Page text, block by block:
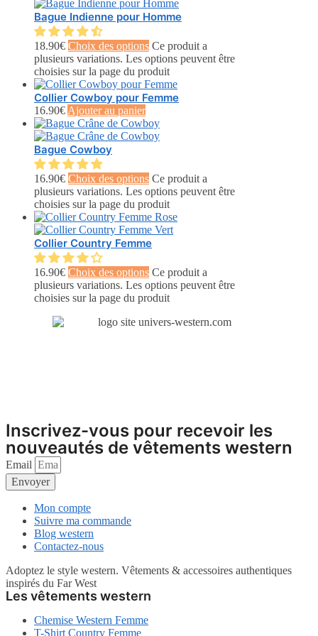
Bague Indienne pour Homme
18.90€ Choix des options Ce produit a
plusieurs variations. Les options peuvent être
choisies sur la page du produit
Collier Cowboy pour Femme
16.90€ Ajouter au panier
Bague Cowboy
16.90€ Choix des options Ce produit a
plusieurs variations. Les options peuvent être
choisies sur la page du produit
Collier Country Femme
16.90€ Choix des options Ce produit a
plusieurs variations. Les options peuvent être
choisies sur la page du produit
Inscrivez-vous pour recevoir les
nouveautés de vêtements western
Email
Envoyer
Mon compte
Suivre ma commande
Blog western
Contactez-nous
Adoptez le style western. Vêtements & accessoires authentiques
inspirés du Far West
Les vêtements western
Chemise Western Femme
T-Shirt Country Femme